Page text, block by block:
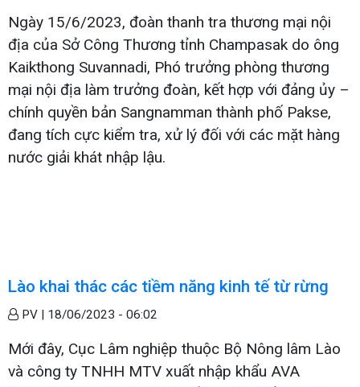
Ngày 15/6/2023, đoàn thanh tra thương mại nội
địa của Sở Công Thương tỉnh Champasak do ông
Kaikthong Suvannadi, Phó trưởng phòng thương
mại nội địa làm trưởng đoàn, kết hợp với đảng ủy –
chính quyền bản Sangnamman thành phố Pakse,
đang tích cực kiểm tra, xử lý đối với các mặt hàng
nước giải khát nhập lậu.
Lào khai thác các tiềm năng kinh tế từ rừng
PV | 18/06/2023 - 06:02
Mới đây, Cục Lâm nghiệp thuộc Bộ Nông lâm Lào
và công ty TNHH MTV xuất nhập khẩu AVA